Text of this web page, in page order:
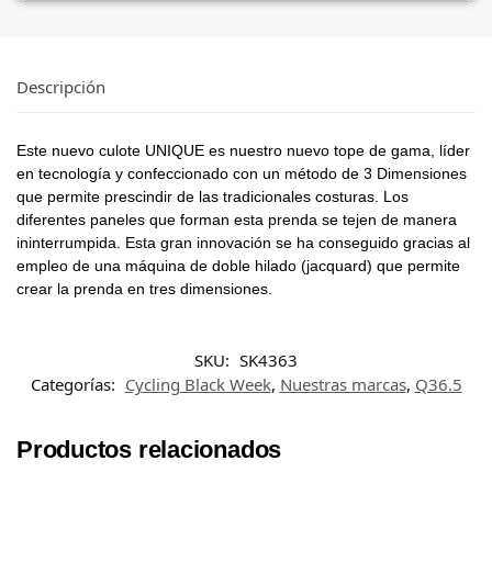
Descripción
Este nuevo culote UNIQUE es nuestro nuevo tope de gama, líder
en tecnología y confeccionado con un método de 3 Dimensiones
que permite prescindir de las tradicionales costuras. Los
diferentes paneles que forman esta prenda se tejen de manera
ininterrumpida. Esta gran innovación se ha conseguido gracias al
empleo de una máquina de doble hilado (jacquard) que permite
crear la prenda en tres dimensiones.
SKU: SK4363
Categorías: Cycling Black Week, Nuestras marcas, Q36.5
Productos relacionados